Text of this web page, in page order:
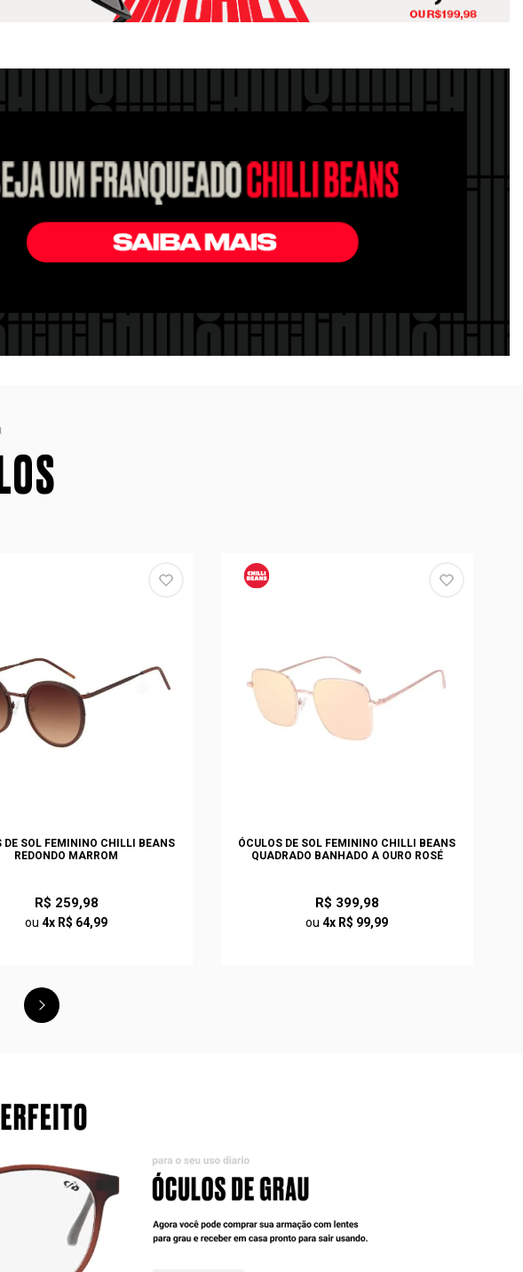
DE SOL FEMININO CHILLI BEANS
REDONDO MARROM
R$ 259,98
ou4x R$ 64,99
ÓCULOS DE SOL FEMININO CHILLI BEANS
QUADRADO BANHADO A OURO ROSÉ
R$ 399,98
ou4x R$ 99,99